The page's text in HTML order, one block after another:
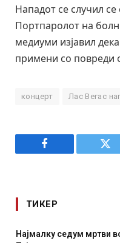
Нападот се случил се
Портпаролот на
медиуми изјавил
примени со повреди
концерт Лас Вегас
Facebook
ТИКЕР
врз училиште во